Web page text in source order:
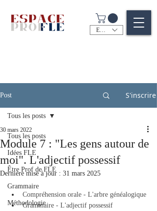
EUR (€)
Post S'inscrire
Tous les posts
Idées FLE
Être Prof de FLE
Grammaire
Méthodologie
Tous les posts
Module 7 : "Les gens autour de
moi". L'adjectif possessif
30 mars 2022
Dernière mise à jour : 31 mars 2025
Compréhension orale - L'arbre généalogique
Grammaire - L'adjectif possessif